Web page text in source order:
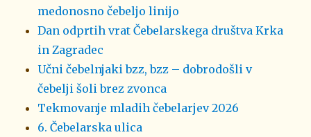
medonosno čebeljo linijo
Dan odprtih vrat Čebelarskega društva Krka
in Zagradec
Učni čebelnjaki bzz, bzz – dobrodošli v
čebelji šoli brez zvonca
Tekmovanje mladih čebelarjev 2026
6. Čebelarska ulica